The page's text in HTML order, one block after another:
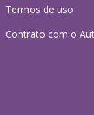
Termos de uso
Contrato com o